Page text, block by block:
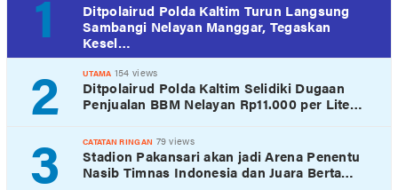
Ditpolairud Polda Kaltim Turun Langsung
Sambangi Nelayan Manggar, Tegaskan
Kesel…
2 UTAMA 154 views
Ditpolairud Polda Kaltim Selidiki Dugaan
Penjualan BBM Nelayan Rp11.000 per Lite…
3 CATATAN RINGAN 79 views
Stadion Pakansari akan jadi Arena Penentu
Nasib Timnas Indonesia dan Juara Berta…